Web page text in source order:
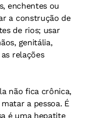
enchentes ou
a construção de
de rios; usar
genitália,
relações
não fica crônica,
a pessoa. É
é uma hepatite